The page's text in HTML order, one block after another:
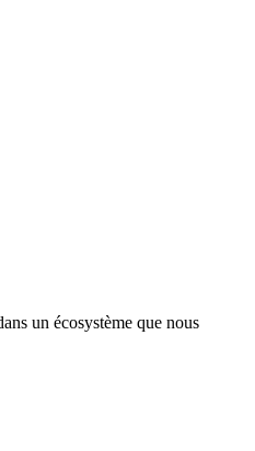
un écosystème que nous